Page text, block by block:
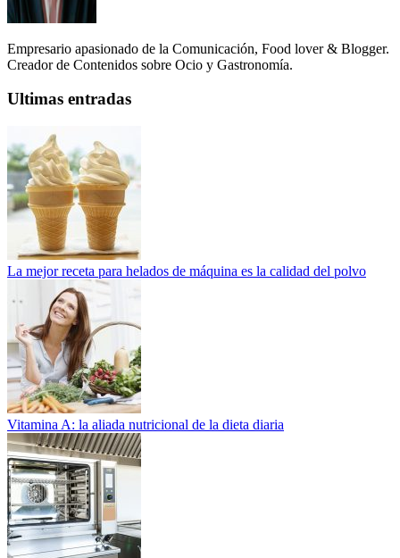
Empresario apasionado de la Comunicación, Food lover & Blogger.
Creador de Contenidos sobre Ocio y Gastronomía.
Ultimas entradas
La mejor receta para helados de máquina es la calidad del polvo
Vitamina A: la aliada nutricional de la dieta diaria